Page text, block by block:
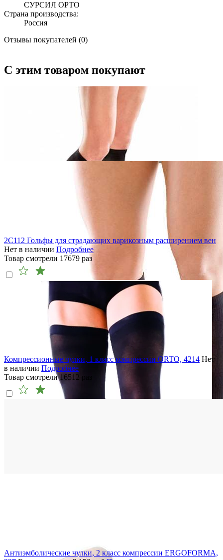
СУРСИЛ ОРТО
Страна производства:
Россия
Отзывы покупателей (0)
С этим товаром покупают
2C112 Гольфы для страдающих варикозным расширением вен
Нет в наличии Подробнее
Товар смотрели 17679 раз
Компрессионные чулки, 1 класс компрессии ORTO, 4214 Нет
в наличии Подробнее
Товар смотрели16512
Антиэмболические чулки, 2 класс компрессии ERGOFORMA,